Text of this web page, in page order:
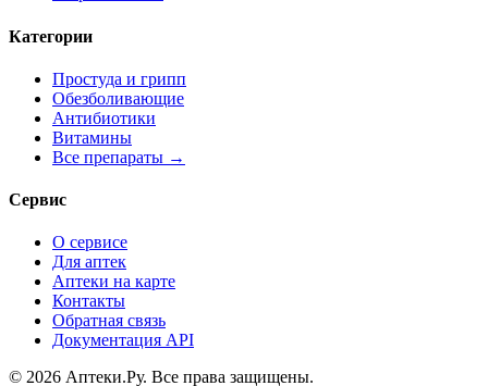
Категории
Простуда и грипп
Обезболивающие
Антибиотики
Витамины
Все препараты →
Сервис
О сервисе
Для аптек
Аптеки на карте
Контакты
Обратная связь
Документация API
© 2026 Аптеки.Ру. Все права защищены.